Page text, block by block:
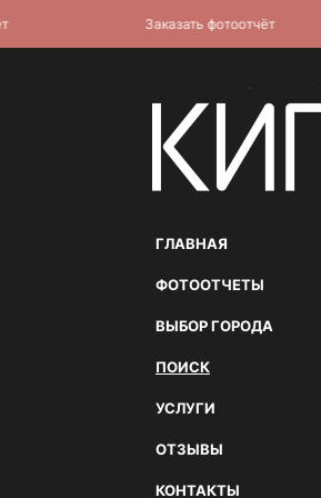
ГЛАВНАЯ
ФОТООТЧЕТЫ
ВЫБОР ГОРОДА
ПОИСК
УСЛУГИ
ОТЗЫВЫ
КОНТАКТЫ
Заказать фотоотчёт